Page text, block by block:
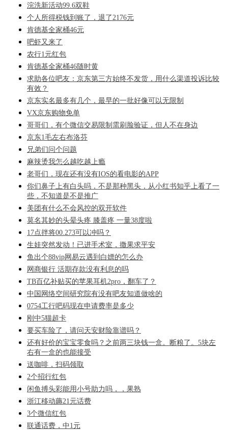
浣洗新活动99.6双鞋
个人所得税钱到账了，退了2176元
肯德基全家桶46元
吧虾又来了
农行1元红包
肯德基全家桶46随时黄
求助各位吧友：京东第三方始终不发货，用什么渠道投诉比较
有效？
京东实名最多有几个，最早的一批好像可以无限制
VX京东购物免单
哥哥们，有个微信交易限制需刷脸验证，但人不在身边
京东1毛左右布洛芬
兄弟们问个问题
麻辣烫我怎么越吃越上瘾
老哥们，现在还有没有IOS的看电影的APP
你们鼻子上有白头吗，不是那种黑头，从小红书知乎上看了一
些，不知道是不是推广
美团有什么不会风控的双开软件
莫名其妙的头晕头疼 膝盖疼 一量38度啦
17点拌将00.273可以冲吗？
生娃突然发动！已进手术室，撒果求平安
鱼出个88vip网易云遇到白嫖的怎么办
网商银行 活期存款没有利息的吗
TB百亿补贴买的苹果耳机2pro，翻车了？
中国网络空间研究院有没有吧友知道做啥的
0754工行吧码现在申请费率是多少
刚中5猫超卡
要买车险了，请问天安财险靠谱吗？
还有好价的宝宝零食吗？之前两三块钱一盒。断粮了。5块左
右有一盒的也能接受
送咖啡，扫码领取
2个招行红包
闲鱼搏头彩能用小号助力吗，，果熟
浙江移动薅21元话费
3个微信红包
联通话费，中1元